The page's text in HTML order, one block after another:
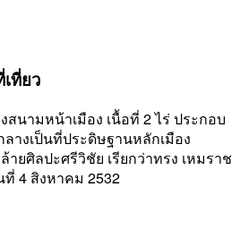
ที่ยว
นามหน้าเมือง เนื้อที่ 2 ไร่ ประกอบ
างเป็นที่ประดิษฐานหลักเมือง
ยศิลปะศรีวิชัย เรียกว่าทรง เหมราช
ที่ 4 สิงหาคม 2532